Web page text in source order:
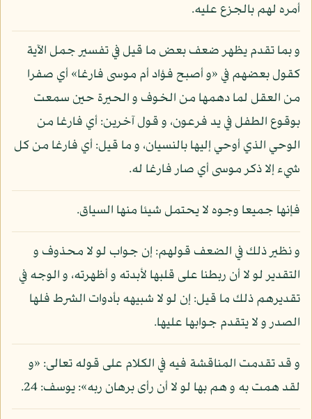
أمره لهم بالجزع عليه.
و بما تقدم يظهر ضعف بعض ما قيل في تفسير جمل الآية
كقول بعضهم في «و أصبح فؤاد أم موسى فارغا» أي صفرا
من العقل لما دهمها من الخوف و الحيرة حين سمعت
بوقوع الطفل في يد فرعون، و قول آخرين: أي فارغا من
الوحي الذي أوحي إليها بالنسيان، و ما قيل: أي فارغا من كل
شيء إلا ذكر موسى أي صار فارغا له.
فإنها جميعا وجوه لا يحتمل شيئا منها السياق.
و نظير ذلك في الضعف قولهم: إن جواب لو لا محذوف و
التقدير لو لا أن ربطنا على قلبها لأبدته و أظهرته، و الوجه في
تقديرهم ذلك ما قيل: إن لو لا شبيهه بأدوات الشرط فلها
الصدر و لا يتقدم جوابها عليها.
و قد تقدمت المناقشة فيه في الكلام على قوله تعالى: «و
لقد همت به و هم بها لو لا أن رأى برهان ربه»: يوسف: 24.